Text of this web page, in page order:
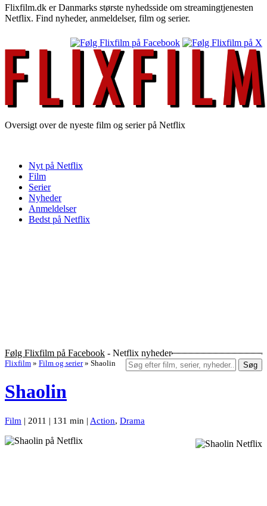
Flixfilm.dk er Danmarks største nyhedsside om streamingtjenesten
Netflix. Find nyheder, anmeldelser, film og serier.
Oversigt over de nyeste film og serier på Netflix
Nyt på Netflix
Film
Serier
Nyheder
Anmeldelser
Bedst på Netflix
Følg Flixfilm på Facebook - Netflix nyheder
Søg
Flixfilm » Film og serier » Shaolin
Shaolin
Film | 2011 | 131 min | Action, Drama